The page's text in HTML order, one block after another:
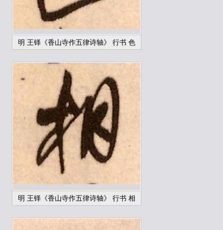
明 王铎《香山寺作五律诗轴》 行书 色
明 王铎《香山寺作五律诗轴》 行书 相